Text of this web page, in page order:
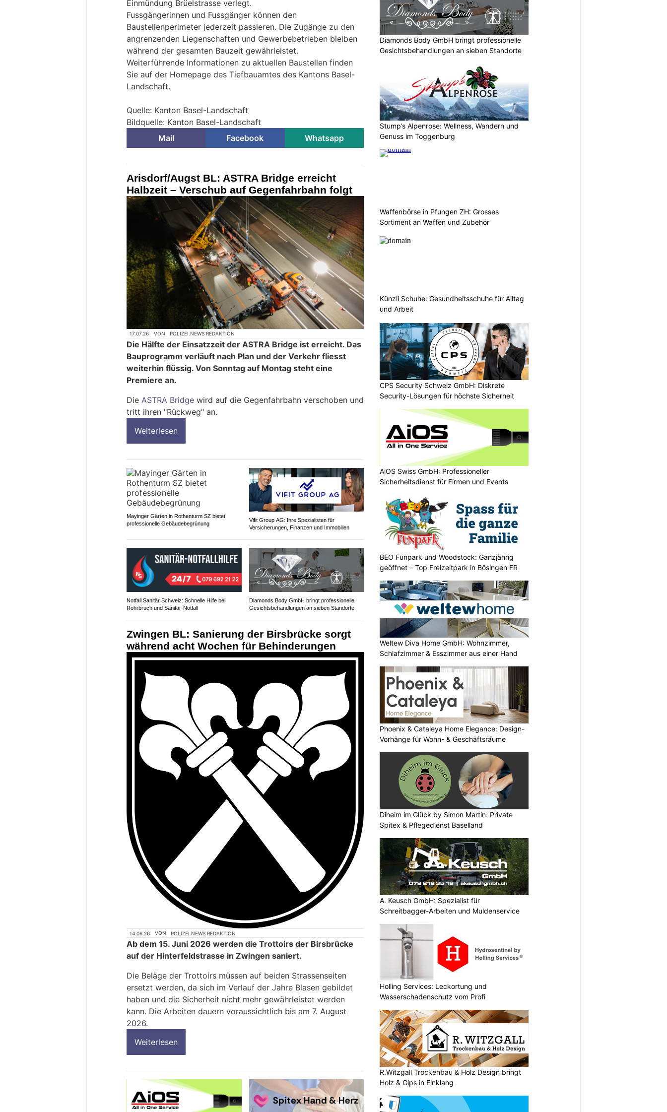
Einmündung Brüelstrasse verlegt.
Fussgängerinnen und Fussgänger können den
Baustellenperimeter jederzeit passieren. Die Zugänge zu den
angrenzenden Liegenschaften und Gewerbebetrieben bleiben
während der gesamten Bauzeit gewährleistet.
Weiterführende Informationen zu aktuellen Baustellen finden
Sie auf der Homepage des Tiefbauamtes des Kantons Basel-
Landschaft.
Quelle: Kanton Basel-Landschaft
Bildquelle: Kanton Basel-Landschaft
Mail
Facebook Whatsapp
Arisdorf/Augst BL: ASTRA Bridge erreicht
Halbzeit – Verschub auf Gegenfahrbahn folgt
17.07.26 VON POLIZEI.NEWS REDAKTION
Die Hälfte der Einsatzzeit der ASTRA Bridge ist erreicht. Das
Bauprogramm verläuft nach Plan und der Verkehr fliesst
weiterhin flüssig. Von Sonntag auf Montag steht eine
Premiere an.
Die ASTRA Bridge wird auf die Gegenfahrbahn verschoben und
tritt ihren "Rückweg" an.
Weiterlesen
Mayinger Gärten in Rothenturm SZ bietet
professionelle Gebäudebegrünung
Vifit Group AG: Ihre Spezialisten für
Versicherungen, Finanzen und Immobilien
Notfall Sanitär Schweiz: Schnelle Hilfe bei
Rohrbruch und Sanitär-Notfall
Diamonds Body GmbH bringt professionelle
Gesichtsbehandlungen an sieben Standorte
Zwingen BL: Sanierung der Birsbrücke sorgt
während acht Wochen für Behinderungen
14.06.26 VON POLIZEI.NEWS REDAKTION
Ab dem 15. Juni 2026 werden die Trottoirs der Birsbrücke
auf der Hinterfeldstrasse in Zwingen saniert.
Die Beläge der Trottoirs müssen auf beiden Strassenseiten
ersetzt werden, da sich im Verlauf der Jahre Blasen gebildet
haben und die Sicherheit nicht mehr gewährleistet werden
kann. Die Arbeiten dauern voraussichtlich bis am 7. August
2026.
Weiterlesen
Diamonds Body GmbH bringt professionelle
Gesichtsbehandlungen an sieben Standorte
Stump’s Alpenrose: Wellness, Wandern und
Genuss im Toggenburg
Waffenbörse in Pfungen ZH: Grosses
Sortiment an Waffen und Zubehör
Künzli Schuhe: Gesundheitsschuhe für Alltag
und Arbeit
CPS Security Schweiz GmbH: Diskrete
Security-Lösungen für höchste Sicherheit
AiOS Swiss GmbH: Professioneller
Sicherheitsdienst für Firmen und Events
BEO Funpark und Woodstock: Ganzjährig
geöffnet – Top Freizeitpark in Bösingen FR
Weltew Diva Home GmbH: Wohnzimmer,
Schlafzimmer & Esszimmer aus einer Hand
Phoenix & Cataleya Home Elegance: Design-
Vorhänge für Wohn- & Geschäftsräume
Diheim im Glück by Simon Martin: Private
Spitex & Pflegedienst Baselland
A. Keusch GmbH: Spezialist für
Schreitbagger-Arbeiten und Muldenservice
Holling Services: Leckortung und
Wasserschadenschutz vom Profi
R.Witzgall Trockenbau & Holz Design bringt
Holz & Gips in Einklang